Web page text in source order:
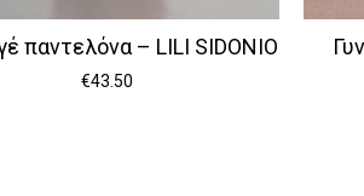
παντελόνα – LILI SIDONIO
€43.50